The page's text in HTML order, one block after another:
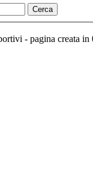
- pagina creata in